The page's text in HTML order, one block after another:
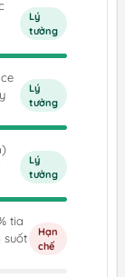
Lý
tưởng
Lý
tưởng
Lý
tưởng
tia
suốt
Hạn
chế